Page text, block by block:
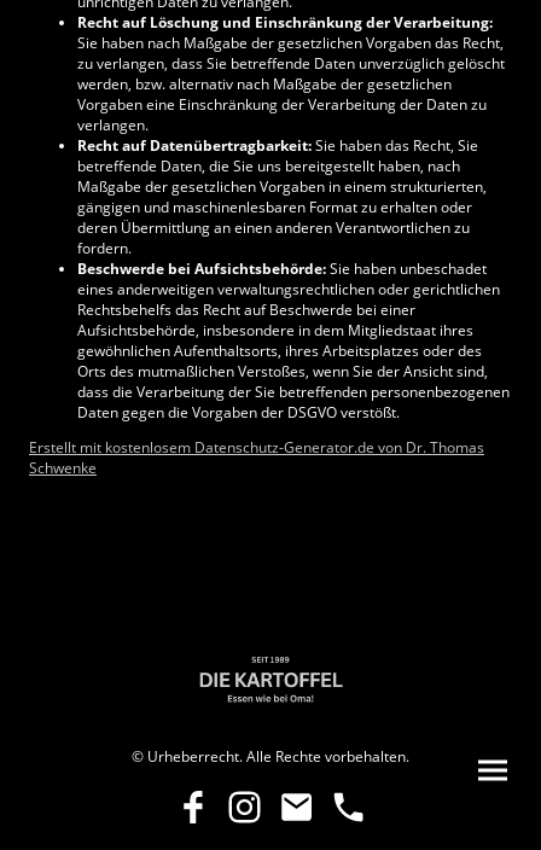
Recht auf Löschung und Einschränkung der Verarbeitung:
Sie haben nach Maßgabe der gesetzlichen Vorgaben das Recht,
zu verlangen, dass Sie betreffende Daten unverzüglich gelöscht
werden, bzw. alternativ nach Maßgabe der gesetzlichen
Vorgaben eine Einschränkung der Verarbeitung der Daten zu
verlangen.
Recht auf Datenübertragbarkeit:Sie haben das Recht, Sie
betreffende Daten, die Sie uns bereitgestellt haben, nach
Maßgabe der gesetzlichen Vorgaben in einem strukturierten,
gängigen und maschinenlesbaren Format zu erhalten oder
deren Übermittlung an einen anderen Verantwortlichen zu
fordern.
Beschwerde bei Aufsichtsbehörde:Sie haben unbeschadet
eines anderweitigen verwaltungsrechtlichen oder gerichtlichen
Rechtsbehelfs das Recht auf Beschwerde bei einer
Aufsichtsbehörde, insbesondere in dem Mitgliedstaat ihres
gewöhnlichen Aufenthaltsorts, ihres Arbeitsplatzes oder des
Orts des mutmaßlichen Verstoßes, wenn Sie der Ansicht sind,
dass die Verarbeitung der Sie betreffenden personenbezogenen
Daten gegen die Vorgaben der DSGVO verstößt.
Erstellt mit kostenlosem Datenschutz-Generator.de von Dr. Thomas
Schwenke
© Urheberrecht. Alle Rechte vorbehalten.